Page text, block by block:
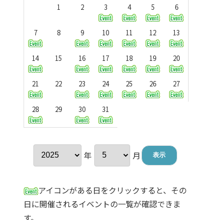
1
2 3 4 5 6
7 8 9 10 11 12 13
14 15 16 17 18 19 20
21 22 23 24 25 26 27
28 29 30 31
年 月
アイコンがある日をクリックすると、その
日に開催されるイベントの一覧が確認できま
す。